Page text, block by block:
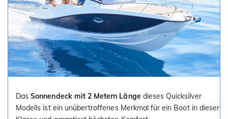
DasSonnendeck mit 2 Metern Längedieses Quicksilver
Modells ist ein unübertroffenes Merkmal für ein Boot in dieser